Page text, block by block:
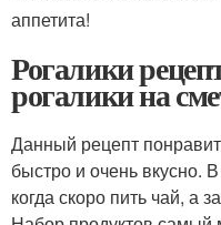
аппетита!
Рогалики
рогалики на
Данный рецепт
быстро и очень вкусно.
когда скоро пить чай, а